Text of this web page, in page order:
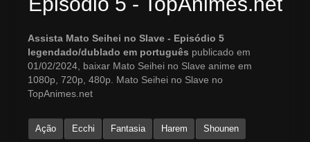
Assista Mato Seihei no Slave - Episódio 5
legendado/dublado em português publicado em
01/02/2024, baixar Mato Seihei no Slave anime em
1080p, 720p, 480p. Mato Seihei no Slave no
TopAnimes.net
Ação Ecchi Fantasia Harem Shounen